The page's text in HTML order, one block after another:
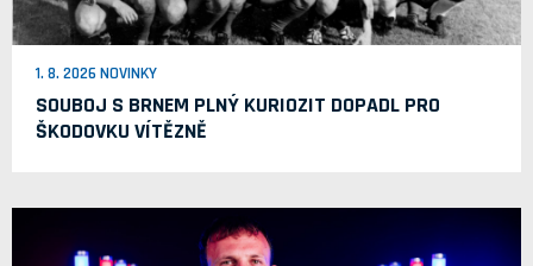
1. 8. 2026 NOVINKY
SOUBOJ S BRNEM PLNÝ KURIOZIT DOPADL PRO
ŠKODOVKU VÍTĚZNĚ